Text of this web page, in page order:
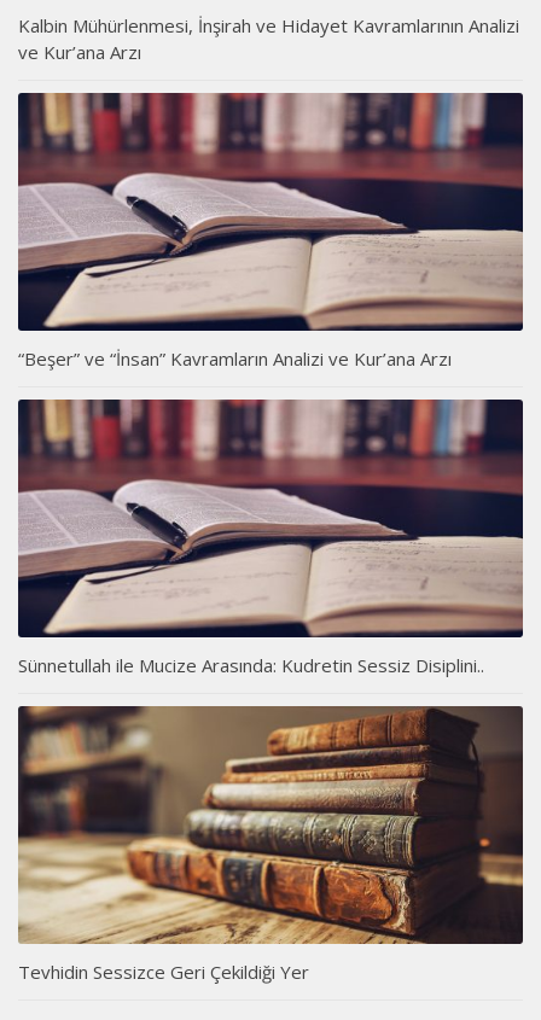
Kalbin Mühürlenmesi, İnşirah ve Hidayet Kavramlarının Analizi
ve Kur’ana Arzı
“Beşer” ve “İnsan” Kavramların Analizi ve Kur’ana Arzı
Sünnetullah ile Mucize Arasında: Kudretin Sessiz Disiplini..
Tevhidin Sessizce Geri Çekildiği Yer